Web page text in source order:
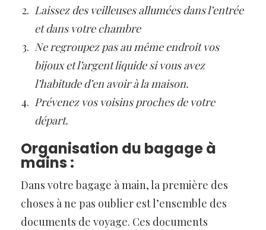
Laissez des veilleuses allumées dans l’entrée
et dans votre chambre
Ne regroupez pas au même endroit vos
bijoux et l’argent liquide si vous avez
l’habitude d’en avoir à la maison.
Prévenez vos voisins proches de votre
départ.
Organisation du bagage à
mains :
Dans votre bagage à main, la première des
choses à ne pas oublier est l’ensemble des
documents de voyage. Ces documents